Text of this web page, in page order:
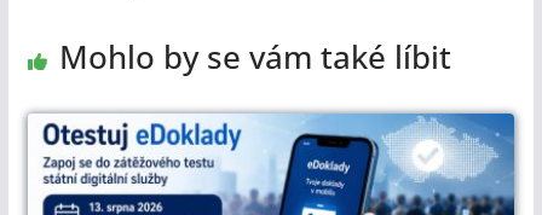
Mohlo by se vám také líbit